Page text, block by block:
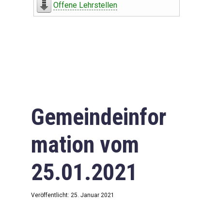
Offene Lehrstellen
Gemeindeinfor
mation vom
25.01.2021
Veröffentlicht: 25. Januar 2021